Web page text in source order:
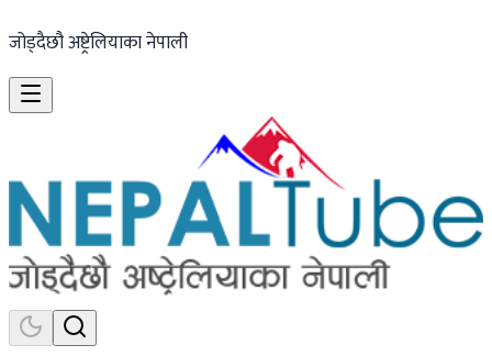
जोड्दैछौ अष्ट्रेलियाका नेपाली